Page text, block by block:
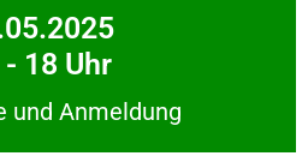
- 18 Uhr
und Anmeldung